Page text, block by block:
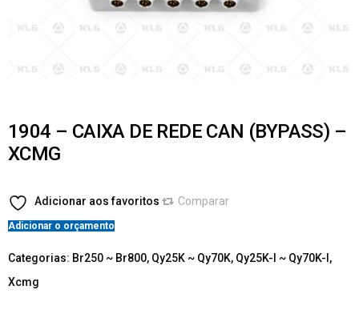
1904 – CAIXA DE REDE CAN (BYPASS) –
XCMG
Adicionar aos favoritos Comparar
Adicionar o orçamento
Categorias: Br250 ~ Br800, Qy25K ~ Qy70K, Qy25K-I ~ Qy70K-I ,
Xcmg